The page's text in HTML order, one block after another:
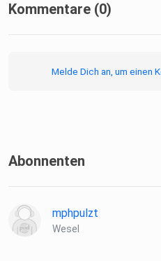
Kommentare (0)
Melde Dich an, um einen
Abonnenten
mphpulzt
Wesel